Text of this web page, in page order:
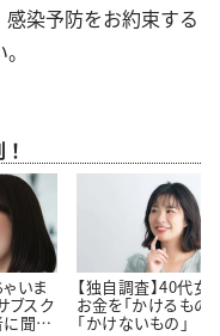
染予防をお約束する
いま
ブスク
に聞い
【独自調査】40代女
お金を「かけるもの」
「かけないもの」